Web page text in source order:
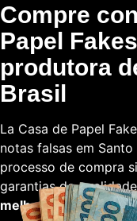
Compre
Papel
produtora
Brasil
La Casa de Papel
notas falsas em
processo de compra
garantias de
melhores